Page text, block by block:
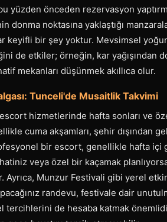
yüzden önceden rezervasyon
donma noktasına yaklaştığı
keyifli bir şey yoktur. Mevsimsel
de etkiler; örneğin, kar yağışından
mekanları düşünmek akıllıca olur.
Tunceli'de Musaitlik Takvimi
hizmetlerinde hafta sonları ve
cuma akşamları, şehir dışından
bir escort, genellikle hafta içi
veya özel bir kaçamak
Ayrıca, Munzur Festivali gibi yerel
randevu, festivale dair
de hesaba katmak